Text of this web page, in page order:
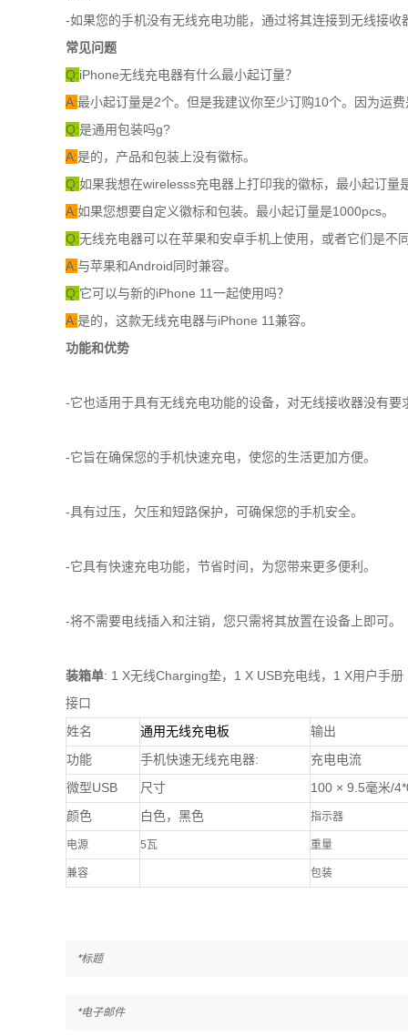
-如果您的手机没有无线充电功能，通过将其连接到无线接收
常见问题
Q:iPhone无线充电器有什么最小起订量？
A:最小起订量是2个。但是我建议你至少订购10个。因为运
Q:是通用包装吗g?
A:是的，产品和包装上没有徽标。
Q:如果我想在wirelesss充电器上打印我的徽标，最小起订量
A:如果您想要自定义徽标和包装。最小起订量是1000pcs。
Q:无线充电器可以在苹果和安卓手机上使用，或者它们是不
A:与苹果和Android同时兼容。
Q:它可以与新的iPhone 11一起使用吗？
A:是的，这款无线充电器与iPhone 11兼容。
功能和优势
-它也适用于具有无线充电功能的设备，对无线接收器没有要
-它旨在确保您的手机快速充电，使您的生活更加方便。
-具有过压，欠压和短路保护，可确保您的手机安全。
-它具有快速充电功能，节省时间，为您带来更多便利。
-将不需要电线插入和注销，您只需将其放置在设备上即可。
装箱单: 1 X无线Charging垫，1 X USB充电线，1 X用户手册
接口
姓名
通用无线充电板
输出
功能
手机快速无线充电器:
充电电流
微型USB
尺寸
100 × 9.5毫米/
颜色
白色，黑色 指示器
电源 5瓦 重量
兼容 包装